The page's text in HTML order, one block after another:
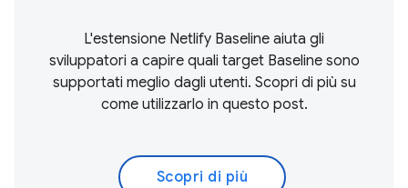
L'estensione Netlify Baseline aiuta gli
sviluppatori a capire quali target Baseline sono
supportati meglio dagli utenti. Scopri di più su
come utilizzarlo in questo post.
Scopri di più